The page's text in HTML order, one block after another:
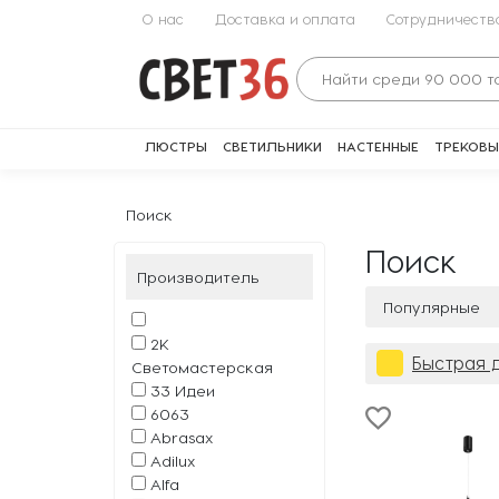
О нас Доставка и оплата
ЛЮСТРЫ СВЕТИЛЬНИКИ НАСТЕННЫЕ
Поиск
Производитель
2К
Светомастерская
33 Идеи
6063
Abrasax
Adilux
Alfa
Поиск
Популярные
Быстрая